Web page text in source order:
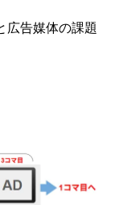
広告媒体の課題